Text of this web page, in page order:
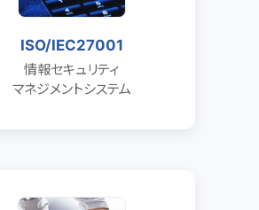
ISO/IEC27001
情報セキュリティ
マネジメントシステム